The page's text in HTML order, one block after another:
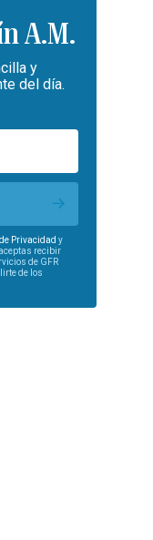
A.M.
y
del día.
Privacidad y
recibir
de GFR
de los